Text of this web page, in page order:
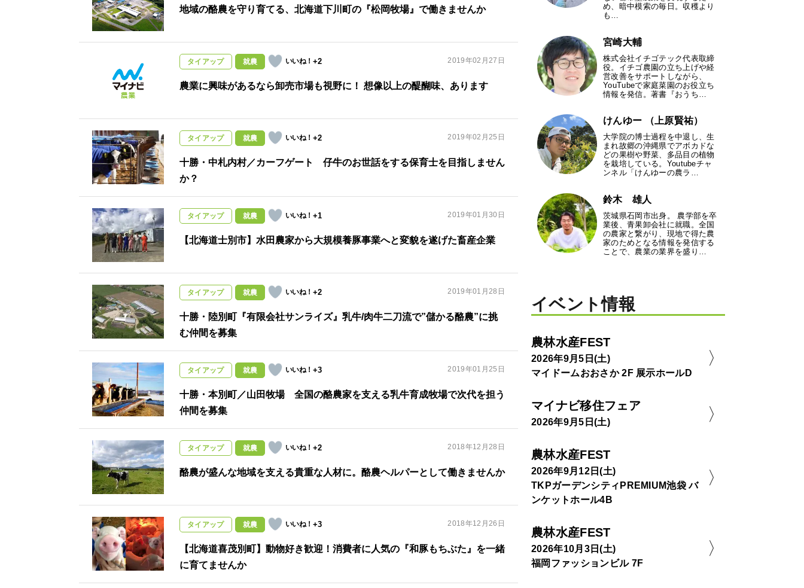
地域の酪農を守り育てる、北海道下川町の『松岡牧場』で働きませんか
タイアップ 就農 +2 2019年02月27日
農業に興味があるなら卸売市場も視野に！ 想像以上の醍醐味、あります
タイアップ 就農 +2 2019年02月25日
十勝・中札内村／カーフゲート 仔牛のお世話をする保育士を目指しません
か？
タイアップ 就農 +1 2019年01月30日
【北海道士別市】水田農家から大規模養豚事業へと変貌を遂げた畜産企業
タイアップ 就農 +2 2019年01月28日
十勝・陸別町『有限会社サンライズ』乳牛/肉牛二刀流で”儲かる酪農”に挑
む仲間を募集
タイアップ 就農 +3 2019年01月25日
十勝・本別町／山田牧場 全国の酪農家を支える乳牛育成牧場で次代を担う
仲間を募集
タイアップ 就農 +2 2018年12月28日
酪農が盛んな地域を支える貴重な人材に。酪農ヘルパーとして働きませんか
タイアップ 就農 +3 2018年12月26日
【北海道喜茂別町】動物好き歓迎！消費者に人気の『和豚もちぶた』を一緒
に育てませんか
め、暗中模索の毎日。収穫より
も…
宮崎大輔
株式会社イチゴテック代表取締
役。イチゴ農園の立ち上げや経
営改善をサポートしながら、
YouTubeで家庭菜園のお役立ち
情報を発信。著書『おうち…
けんゆー （上原賢祐）
大学院の博士過程を中退し、生
まれ故郷の沖縄県でアボカドな
どの果樹や野菜、多品目の植物
を栽培している。Youtubeチャ
ンネル「けんゆーの農ラ…
鈴木 雄人
茨城県石岡市出身。 農学部を卒
業後、青果卸会社に就職。全国
の農家と繋がり、現地で得た農
家のためとなる情報を発信する
ことで、農業の業界を盛り…
イベント情報
農林水産FEST
2026年9月5日(土)
マイドームおおさか 2F 展示ホールD
マイナビ移住フェア
2026年9月5日(土)
農林水産FEST
2026年9月12日(土)
TKPガーデンシティPREMIUM池袋 バ
ンケットホール4B
農林水産FEST
2026年10月3日(土)
福岡ファッションビル 7F